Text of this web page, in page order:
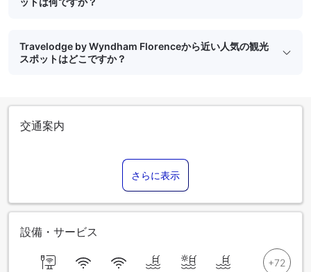
Travelodge by Wyndham Florenceから近い人気の観光
スポットはどこですか？
交通案内
さらに表示
設備・サービス